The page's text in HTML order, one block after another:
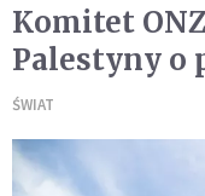
Komitet
Palestyny o
ŚWIAT